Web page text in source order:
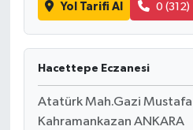
Yol Tarifi Al 0
Hacettepe Eczanesi
Atatürk Mah.Gazi
Kahramankazan ANKARA